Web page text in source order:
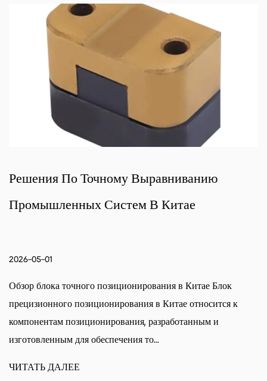
Выравниванию
В Китае
в Китае Блок
в Китае относится к
разработанным и
то...
Эффективные
Для Наклонных
Обзор производителя
выталкивателем
эжектора фокусируется на